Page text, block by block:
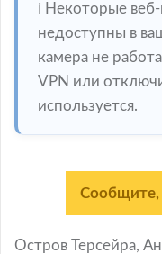
ℹ️ Некоторые
недоступны в
камера не
VPN или
используется.
Сообщите,
Остров Терсейра,